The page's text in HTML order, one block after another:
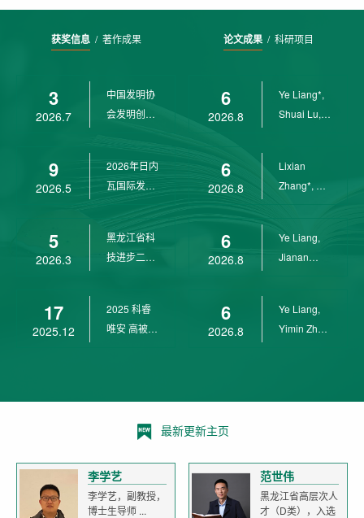
获奖信息/ 著作成果
3
2026.7
中国发明协
会发明创业
9
2026.5
2026年日内
瓦国际发明
5
2026.3
黑龙江省科
技进步二等
17
2025.12
2025 科睿
唯安 高被引
论文成果/ 科研项目
6
2026.8
Ye Liang*,
Shuai Lu,
6
2026.8
Lixian
Zhang*, Ye
6
2026.8
Ye Liang,
Jianan
6
2026.8
Ye Liang,
Yimin Zhu,
最新更新主页
李学艺
李学艺，副教授，
博士生导师 ...
范世伟
黑龙江省高层次人
才（D类），入选